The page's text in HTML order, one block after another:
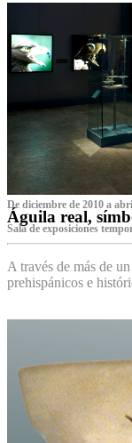
De diciembre de 2010 a
Águila real,
Sala de exposiciones
A través de más de
prehispánicos e